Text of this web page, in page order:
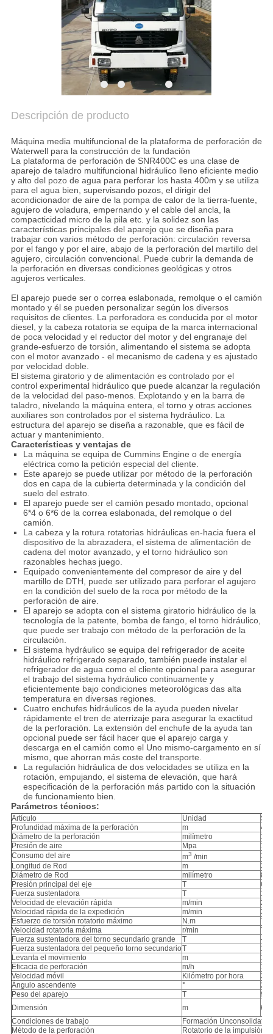
POLÍTICA
DE
PRIVACIDAD
Descripción de producto
Máquina media multifuncional de la plataforma de perforación de
Waterwell para la construcción de la fundación
La plataforma de perforación de SNR400C es una clase de
aparejo de taladro multifuncional hidráulico lleno eficiente medio
y alto del pozo de agua para perforar los hasta 400m y se utiliza
para el agua bien, supervisando pozos, el dirigir del
acondicionador de aire de la pompa de calor de la tierra-fuente,
agujero de voladura, empernando y el cable del ancla, la
compacticidad micro de la pila etc. y la solidez son las
características principales del aparejo que se diseña para
trabajar con varios método de perforación: circulación reversa
por el fango y por el aire, abajo de la perforación del martillo del
agujero, circulación convencional. Puede cubrir la demanda de
la perforación en diversas condiciones geológicas y otros
agujeros verticales.
El aparejo puede ser o correa eslabonada, remolque o el camión
montado y él se pueden personalizar según los diversos
requisitos de clientes. La perforadora es conducida por el motor
diesel, y la cabeza rotatoria se equipa de la marca internacional
de poca velocidad y el reductor del motor y del engranaje del
grande-esfuerzo de torsión, alimentando el sistema se adopta
con el motor avanzado - el mecanismo de cadena y es ajustado
por velocidad doble.
El sistema giratorio y de alimentación es controlado por el
control experimental hidráulico que puede alcanzar la regulación
de la velocidad del paso-menos. Explotando y en la barra de
taladro, nivelando la máquina entera, el torno y otras acciones
auxiliares son controlados por el sistema hydráulico. La
estructura del aparejo se diseña a razonable, que es fácil de
actuar y mantenimiento.
Características y ventajas de
La máquina se equipa de Cummins Engine o de energía
eléctrica como la petición especial del cliente.
Este aparejo se puede utilizar por método de la perforación
dos en capa de la cubierta determinada y la condición del
suelo del estrato.
El aparejo puede ser el camión pesado montado, opcional
6*4 o 6*6 de la correa eslabonada, del remolque o del
camión.
La cabeza y la rotura rotatorias hidráulicas en-hacia fuera el
dispositivo de la abrazadera, el sistema de alimentación de
cadena del motor avanzado, y el torno hidráulico son
razonables hechas juego.
Equipado convenientemente del compresor de aire y del
martillo de DTH, puede ser utilizado para perforar el agujero
en la condición del suelo de la roca por método de la
perforación de aire.
El aparejo se adopta con el sistema giratorio hidráulico de la
tecnología de la patente, bomba de fango, el torno hidráulico,
que puede ser trabajo con método de la perforación de la
circulación.
El sistema hydráulico se equipa del refrigerador de aceite
hidráulico refrigerado separado, también puede instalar el
refrigerador de agua como el cliente opcional para asegurar
el trabajo del sistema hydráulico continuamente y
eficientemente bajo condiciones meteorológicas das alta
temperatura en diversas regiones.
Cuatro enchufes hidráulicos de la ayuda pueden nivelar
rápidamente el tren de aterrizaje para asegurar la exactitud
de la perforación. La extensión del enchufe de la ayuda tan
opcional puede ser fácil hacer que el aparejo carga y
descarga en el camión como el Uno mismo-cargamento en sí
mismo, que ahorran más coste del transporte.
La regulación hidráulica de dos velocidades se utiliza en la
rotación, empujando, el sistema de elevación, que hará
especificación de la perforación más partido con la situación
de funcionamiento bien.
Parámetros técnicos:
Artículo Unidad
Profundidad máxima de la perforación
m
400
Diámetro de la perforación
milímetro
Presión de aire
Mpa
Consumo del aire
m3 /min
Longitud de Rod
m
3
Diámetro de Rod
milímetro
89/
Presión principal del eje
T
6
Fuerza sustentadora
T
18
Velocidad de elevación rápida
m/min
20
Velocidad rápida de la expedición
m/min
32
Esfuerzo de torsión rotatorio máximo
N.m
Velocidad rotatoria máxima
r/min
75/
Fuerza sustentadora del torno secundario grande
T
-
Fuerza sustentadora del pequeño torno secundarioT
1,5
Levanta el movimiento
m
1,6
Eficacia de perforación
m/h
Velocidad móvil
Kilómetro por hora
3
Ángulo ascendente
°
21
Peso del aparejo
T
Dimensión
m
Condiciones de trabajo
Formación
Método de la perforación
Rotatorio de la impulsión